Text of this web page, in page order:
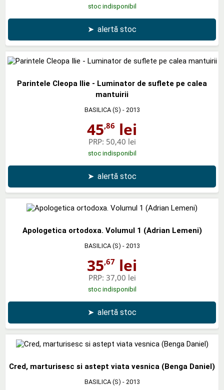
stoc indisponibil
➤ alertă stoc
Parintele Cleopa Ilie - Luminator de suflete pe calea
mantuirii
BASILICA (S) - 2013
45,86 lei
PRP: 50,40 lei
stoc indisponibil
➤ alertă stoc
Apologetica ortodoxa. Volumul 1 (Adrian Lemeni)
BASILICA (S) - 2013
35,67 lei
PRP: 37,00 lei
stoc indisponibil
➤ alertă stoc
Cred, marturisesc si astept viata vesnica (Benga Daniel)
BASILICA (S) - 2013